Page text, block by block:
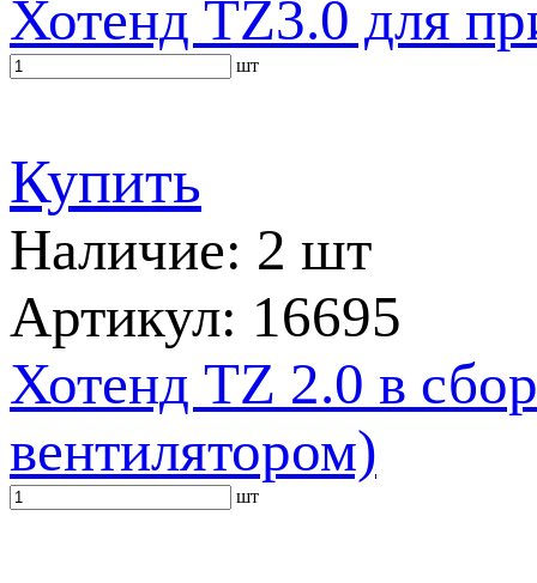
Хотенд TZ3.0 для
шт
Купить
Наличие: 2 шт
Артикул: 16695
Хотенд TZ 2.0 в
вентилятором)
шт